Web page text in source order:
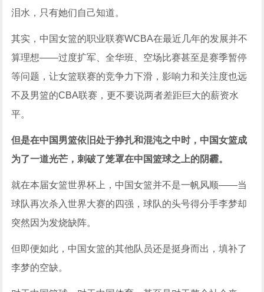
泪水，只有她们自己知道。
其实，中国女篮的职业联赛WCBA在最近几年的发展并不
算理想——过度扩军、全华班、空场比赛甚至是赛季暂停
等问题，让女篮联赛的竞争力下滑，影响力和关注度也远
不及男篮的CBA联赛，更不要说两者差距巨大的薪资水
平。
但是在中国男篮依旧处于挣扎和混沌之中时，中国女篮成
为了一道光芒，刺破了笼罩在中国篮球之上的阴霾。
就在本届女篮世界杯上，中国女篮并不是一帆风顺——当
球队再次杀入世界大赛的四强，球队的头号得分手李梦却
突然因为发烧缺阵。
但即便如此，中国女篮的其他队员还是挺身而出，填补了
李梦的空缺。